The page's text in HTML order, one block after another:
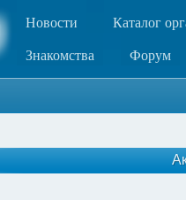
Новости Каталог
Знакомства Форум